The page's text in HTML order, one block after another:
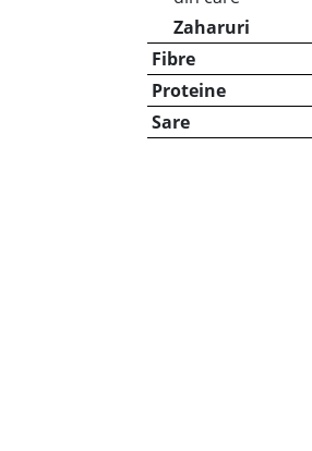
Zaharuri
Fibre
Proteine
Sare